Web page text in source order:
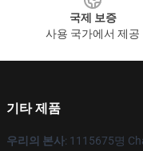
국제 보증
사용 국가에서 제공
기타 제품
우리의 본사: 1115675명